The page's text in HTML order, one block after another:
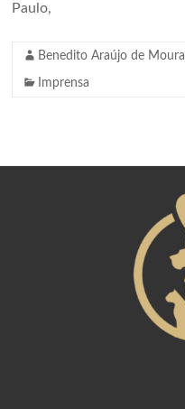
Paulo,
Benedito Araújo de Moura
Imprensa